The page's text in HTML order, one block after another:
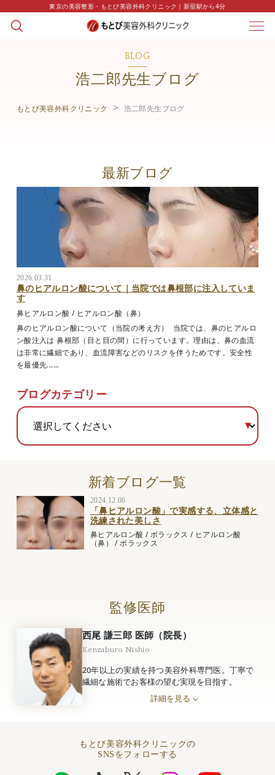
東京の美容整形・もとび美容外科クリニック｜新宿駅から4分
BLOG
浩二郎先生ブログ
もとび美容外科クリニック 浩二郎先生ブログ
最新ブログ
2026.03.31
鼻のヒアルロン酸について｜当院では鼻根部に注入していま
す
鼻ヒアルロン酸 / ヒアルロン酸（鼻）
鼻のヒアルロン酸について（当院の考え方） 当院では、鼻のヒアルロ
ン酸注入は 鼻根部（目と目の間）に行っています。理由は、鼻の血流
は非常に繊細であり、血流障害などのリスクを伴うためです。安全性
を最優先......
ブログカテゴリー
新着ブログ一覧
2024.12.06
「鼻ヒアルロン酸」で実感する、立体感と
洗練された美しさ
鼻ヒアルロン酸 /ボラックス / ヒアルロン酸
（鼻） /ボラックス
監修医師
西尾 謙三郎 医師（院長）
Kenzaburo Nishio
20年以上の実績を持つ美容外科専門医。丁寧で
繊細な施術でお客様の望む実現を目指す。
詳細を見る
もとび美容外科クリニックの
SNSをフォローする